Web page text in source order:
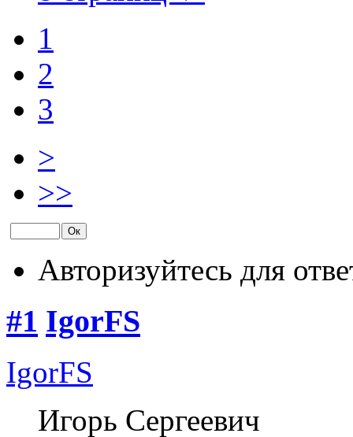
1
2
3
>
>>
Авторизуйтесь для
#1 IgorFS
IgorFS
Игорь Сергеевич